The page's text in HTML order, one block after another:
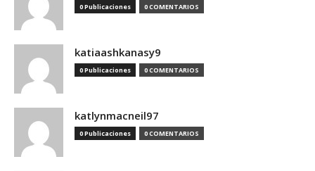
0 Publicaciones 0 COMENTARIOS
katiaashkanasy9
0 Publicaciones 0 COMENTARIOS
katlynmacneil97
0 Publicaciones 0 COMENTARIOS